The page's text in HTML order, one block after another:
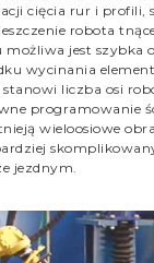
cięcia rur i profili,
robota
jest szybka
wycinania
liczba osi
programowanie
wieloosiowe
jezdnym.